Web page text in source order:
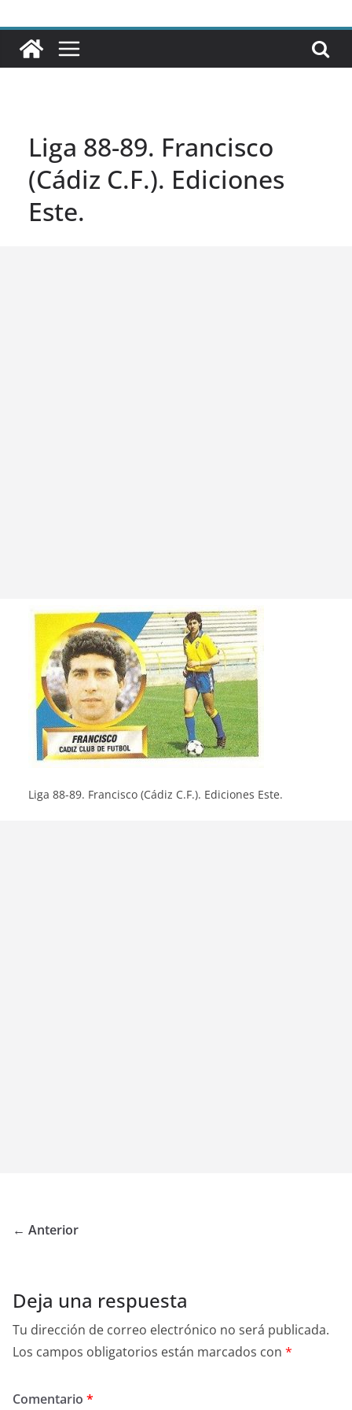
Liga 88-89. Francisco
(Cádiz C.F.). Ediciones
Este.
Liga 88-89. Francisco (Cádiz C.F.). Ediciones Este.
← Anterior
Deja una respuesta
Tu dirección de correo electrónico no será publicada.
Los campos obligatorios están marcados con *
Comentario *